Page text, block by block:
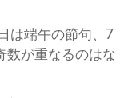
は端午の節句、7
数が重なるのはな